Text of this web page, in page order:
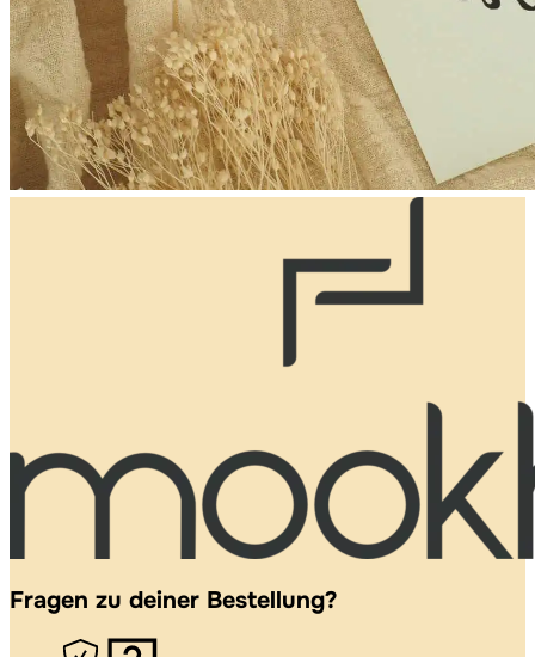
Fragen zu deiner Bestellung?